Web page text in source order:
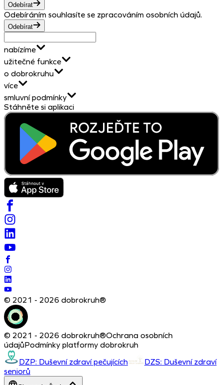
Odebírat
Odebíráním souhlasíte se zpracováním osobních údajů.
Odebírat
nabízíme
užitečné funkce
o dobrokruhu
více
smluvní podmínky
Stáhněte si aplikaci
© 2021 - 2026 dobrokruh®
© 2021 - 2026 dobrokruh®Ochrana osobních
údajůPodmínky platformy dobrokruh
DZP: Duševní zdraví pečujících
DZS: Duševní zdraví
seniorů